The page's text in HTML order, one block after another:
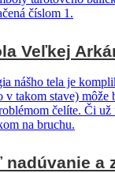
Veľkej
nadúvanie a